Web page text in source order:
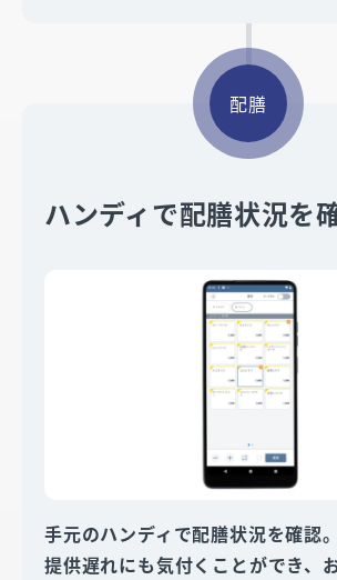
配膳
ハンディで配膳状況を
手元のハンディで配膳状況を確認。
提供遅れにも気付くことができ、